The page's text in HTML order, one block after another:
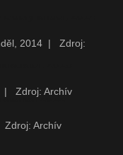
2014 |
Zdroj:
| Zdroj: Archív
Zdroj: Archív